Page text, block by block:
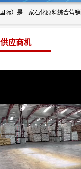
供应商机